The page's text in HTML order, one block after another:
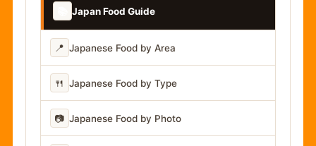
Japan Food Guide
📍 Japanese Food by Area
🍴 Japanese Food by Type
📷 Japanese Food by Photo